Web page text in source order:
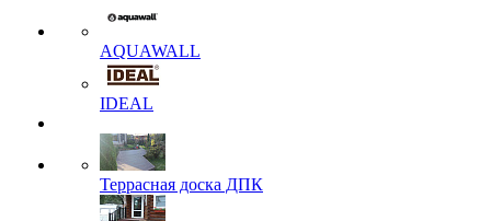
AQUAWALL
IDEAL
Террасная доска ДПК